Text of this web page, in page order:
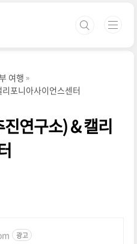
여행
포니아사이언스센터
연구소) & 캘리
광고